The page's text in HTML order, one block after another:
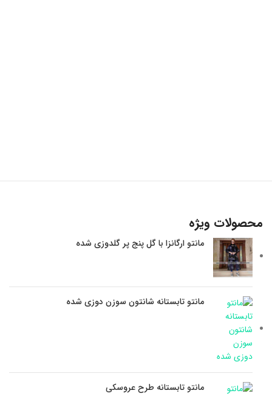
محصولات ویژه
مانتو ارگانزا با گل پنج پر گلدوزی شده
مانتو تابستانه شانتون سوزن دوزی شده
مانتو تابستانه طرح عروسکی